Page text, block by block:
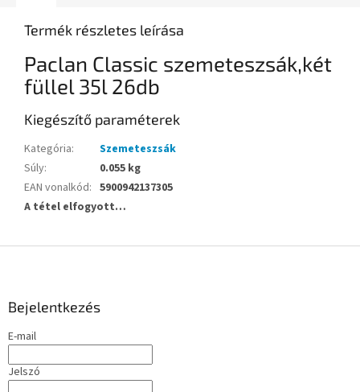
Termék részletes leírása
Paclan Classic szemeteszsák,két
füllel 35l 26db
Kiegészítő paraméterek
Kategória:
Szemeteszsák
Súly:
0.055 kg
EAN vonalkód: 5900942137305
A tétel elfogyott…
Bejelentkezés
E-mail
Jelszó